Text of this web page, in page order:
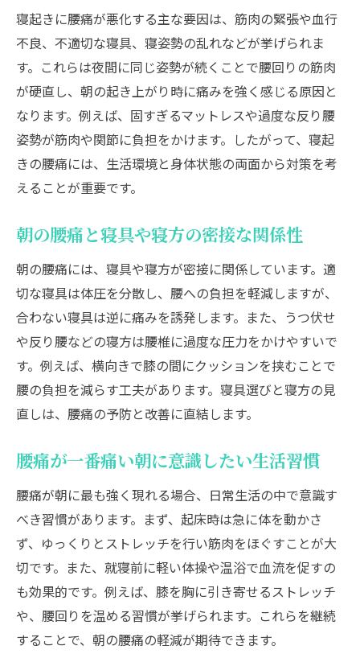
朝起きると腰痛がひどい理由を深掘り解説
冷えや血行不良が寝起き腰痛に及ぼす影響
寝起きに腰痛が強まる生活環境の特徴
筋肉の緊張が腰痛悪化の原因となる理由
寝起き腰痛の原因と向き合うためのポイン
ト
朝起きた時の腰痛はなぜ起こるのか
朝起きた瞬間の腰痛と睡眠の質の関連性
寝具の硬さや高さが腰痛に与える影響とは
ヘルニアなどの疾患による朝の腰痛の可能
性
寝起き腰痛が内臓トラブルと関係するケー
ス
朝の腰痛を見逃さない日々のセルフチェッ
ク法
寝起き腰痛に有効なストレッチの実践方法
腰痛を和らげる朝のセルフマッサージのコ
ツ
腰痛改善のための起床時の体の動かし方
腰痛時でも無理なくできる簡単ケア習慣
ストレス軽減が寝起き腰痛予防に効果的な
理由
寝起き腰痛セルフケアと医療相談の使い分
寝起きに腰痛が悪化する主な要因は、筋肉の緊張や血行
不良、不適切な寝具、寝姿勢の乱れなどが挙げられま
す。これらは夜間に同じ姿勢が続くことで腰回りの筋肉
が硬直し、朝の起き上がり時に痛みを強く感じる原因と
なります。例えば、固すぎるマットレスや過度な反り腰
姿勢が筋肉や関節に負担をかけます。したがって、寝起
きの腰痛には、生活環境と身体状態の両面から対策を考
えることが重要です。
朝の腰痛と寝具や寝方の密接な関係性
朝の腰痛には、寝具や寝方が密接に関係しています。適
切な寝具は体圧を分散し、腰への負担を軽減しますが、
合わない寝具は逆に痛みを誘発します。また、うつ伏せ
や反り腰などの寝方は腰椎に過度な圧力をかけやすいで
す。例えば、横向きで膝の間にクッションを挟むことで
腰の負担を減らす工夫があります。寝具選びと寝方の見
直しは、腰痛の予防と改善に直結します。
腰痛が一番痛い朝に意識したい生活習慣
腰痛が朝に最も強く現れる場合、日常生活の中で意識す
べき習慣があります。まず、起床時は急に体を動かさ
ず、ゆっくりとストレッチを行い筋肉をほぐすことが大
切です。また、就寝前に軽い体操や温浴で血流を促すの
も効果的です。例えば、膝を胸に引き寄せるストレッチ
や、腰回りを温める習慣が挙げられます。これらを継続
することで、朝の腰痛の軽減が期待できます。